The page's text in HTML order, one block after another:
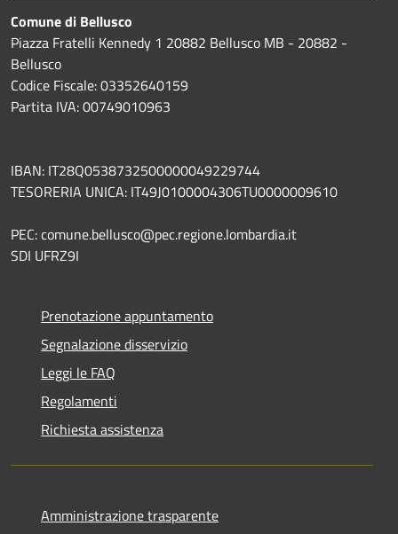
Comune di Bellusco
Piazza Fratelli Kennedy 1 20882 Bellusco MB - 20882 -
Bellusco
Codice Fiscale: 03352640159
Partita IVA: 00749010963
IBAN: IT28Q0538732500000049229744
TESORERIA UNICA: IT49J0100004306TU0000009610
PEC: comune.bellusco@pec.regione.lombardia.it
SDI UFRZ9I
Prenotazione appuntamento
Segnalazione disservizio
Leggi le FAQ
Regolamenti
Richiesta assistenza
Amministrazione trasparente